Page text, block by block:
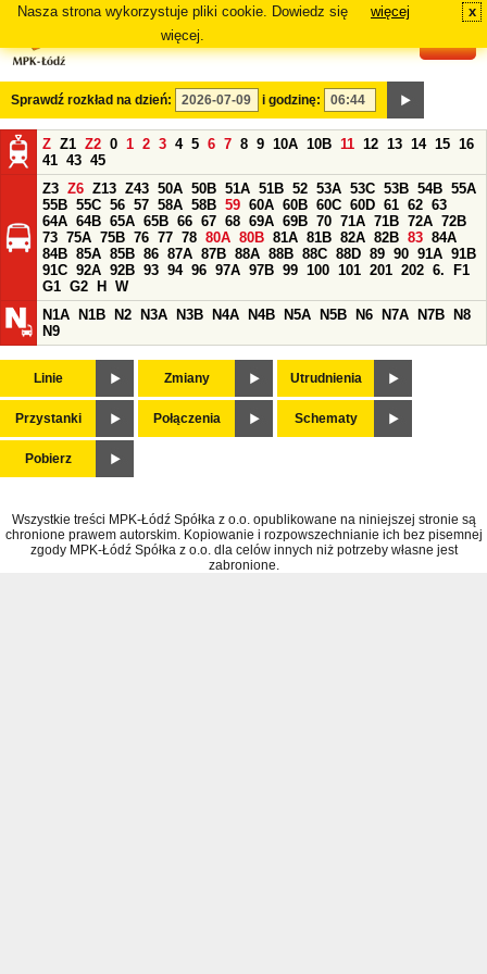
Nasza strona wykorzystuje pliki cookie. Dowiedz się
więcej.
więcej x
Sprawdź rozkład na dzień: i godzinę:
Z Z1 Z2 0 1 2 3 4 5 6 7 8 9 10A 10B 11 12 13 14 15 16
41 43 45
Z3 Z6 Z13 Z43 50A 50B 51A 51B 52 53A 53C 53B 54B 55A
55B 55C 56 57 58A 58B 59 60A 60B 60C 60D 61 62 63
64A 64B 65A 65B 66 67 68 69A 69B 70 71A 71B 72A 72B
73 75A 75B 76 77 78 80A 80B 81A 81B 82A 82B 83 84A
84B 85A 85B 86 87A 87B 88A 88B 88C 88D 89 90 91A 91B
91C 92A 92B 93 94 96 97A 97B 99 100 101 201 202 6.
F1
G1 G2 H
W
N1A
N1B N2 N3A N3B N4A N4B N5A N5B N6 N7A N7B
N8
N9
Linie Zmiany Utrudnienia
Przystanki Połączenia Schematy
Pobierz
Wszystkie treści MPK-Łódź Spółka z o.o. opublikowane na niniejszej stronie są
chronione prawem autorskim. Kopiowanie i rozpowszechnianie ich bez pisemnej
zgody MPK-Łódź Spółka z o.o. dla celów innych niż potrzeby własne jest
zabronione.